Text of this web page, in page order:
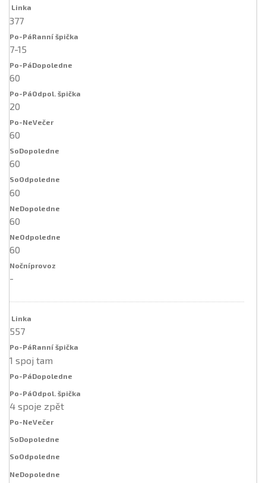
377
7-15
60
20
60
60
60
60
60
-
557
1 spoj tam
4 spoje zpět